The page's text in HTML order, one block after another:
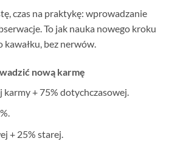
czas na praktykę: wprowadzanie
To jak nauka nowego kroku
bez nerwów.
nową karmę
+ 75% dotychczasowej.
+ 25% starej.